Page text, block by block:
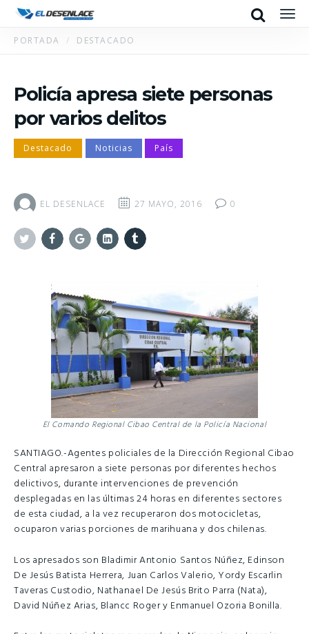
Search
PORTADA DESTACADO
Policía apresa siete personas
por varios delitos
Destacado Noticias País
EL DESENLACE 27 MAYO, 2016 0
El Comando Regional Cibao Central de la Policía Nacional
SANTIAGO.-Agentes policiales de la Dirección Regional Cibao
Central apresaron a siete personas por diferentes hechos
delictivos, durante intervenciones de prevención
desplegadas en las últimas 24 horas en diferentes sectores
de esta ciudad, a la vez recuperaron dos motocicletas,
ocuparon varias porciones de marihuana y dos chilenas.
Los apresados son Bladimir Antonio Santos Núñez, Edinson
De Jesús Batista Herrera, Juan Carlos Valerio, Yordy Escarlin
Taveras Custodio, Nathanael De Jesús Brito Parra (Nata),
David Núñez Arias, Blancc Roger y Enmanuel Ozoria Bonilla.